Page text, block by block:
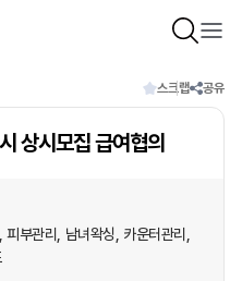
스크랩 공유
상시모집 급여협의
피부관리 남녀왁싱 카운터관리